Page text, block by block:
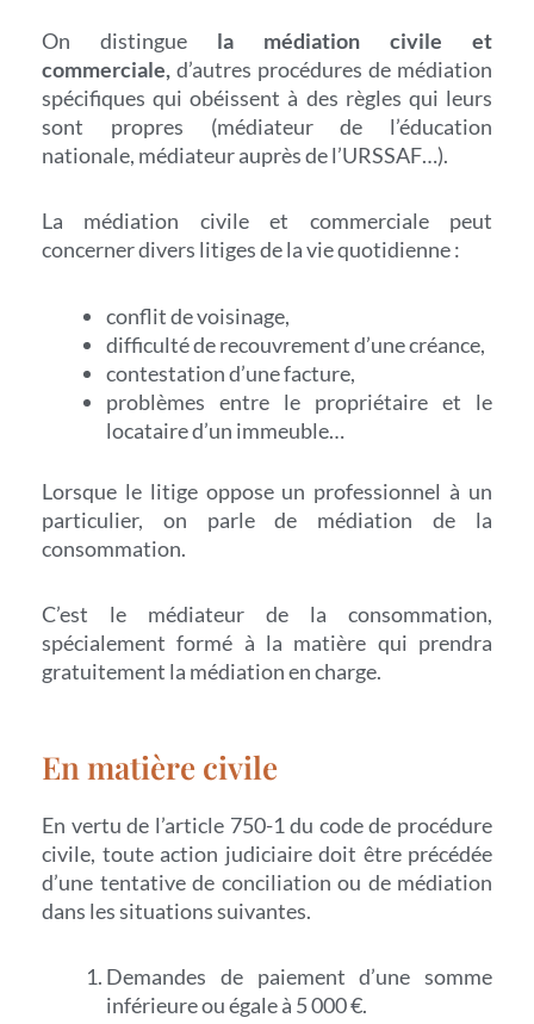
On distingue la médiation civile et
commerciale, d’autres procédures de médiation
spécifiques qui obéissent à des règles qui leurs
sont propres (médiateur de l’éducation
nationale, médiateur auprès de l’URSSAF…).
La médiation civile et commerciale peut
concerner divers litiges de la vie quotidienne :
conflit de voisinage,
difficulté de recouvrement d’une créance,
contestation d’une facture,
problèmes entre le propriétaire et le
locataire d’un immeuble…
Lorsque le litige oppose un professionnel à un
particulier, on parle de médiation de la
consommation.
C’est le médiateur de la consommation,
spécialement formé à la matière qui prendra
gratuitement la médiation en charge.
En matière civile
En vertu de l’article 750-1 du code de procédure
civile, toute action judiciaire doit être précédée
d’une tentative de conciliation ou de médiation
dans les situations suivantes.
Demandes de paiement d’une somme
inférieure ou égale à 5 000 €.